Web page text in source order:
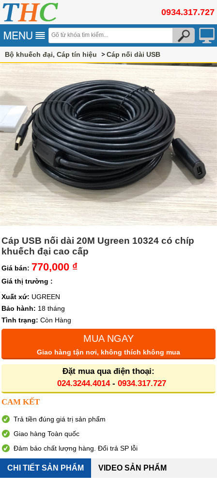
0934.317.727
Bộ khuếch đại, Cáp tín hiệu Cáp nối dài USB
Cáp USB nối dài 20M Ugreen 10324 có chíp
khuếch đại cao cấp
Giá bán: 770,000 ₫
Giá thị trường :
Xuất xứ: UGREEN
Bảo hành: 18 tháng
Tình trạng: Còn Hàng
MUA NGAY
Giao hàng tận nơi, không thích không mua
Đặt mua qua điện thoại:
024.3244.4014- 0934.317.727
CAM KẾT
Trả tiền đúng giá trị sản phẩm
Giao hàng Toàn quốc
Đảm bảo chất lượng hàng. Đổi trả SP lỗi
CHI TIẾT SẢN PHẨM VIDEO SẢN PHẨM